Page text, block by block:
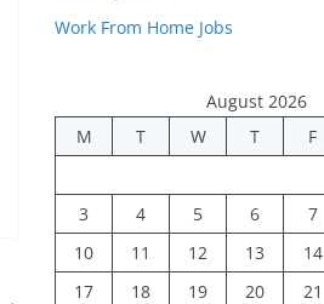
Work From Home Jobs
August 2026
M
T W T F
3
4 5 6 7
10
11 12 13 14
17
18 19 20 21